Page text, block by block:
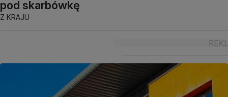
pod skarbówkę
Z KRAJU